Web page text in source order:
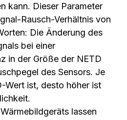
kann. Dieser Parameter
Rausch-Verhältnis von
Die Änderung des
bei einer
in der Größe der NETD
des Sensors. Je
Wert ist, desto höher ist
lassen